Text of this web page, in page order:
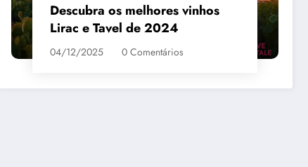
Descubra os melhores vinhos
Lirac e Tavel de 2024
04/12/2025 0 Comentários